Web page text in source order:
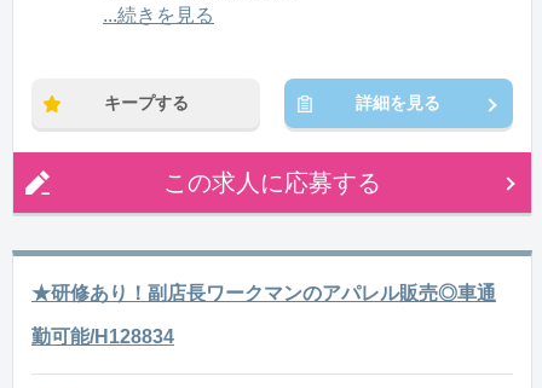
12:00〜21:00(休憩1:00)
...続きを見る
キープする 詳細を見る
この求人に応募する
★研修あり！副店長ワークマンのアパレル販売◎車通
勤可能/H128834